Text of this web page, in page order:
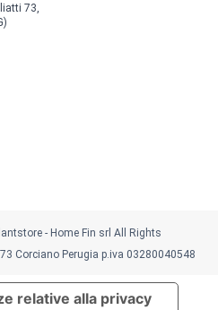
73,
- Home Fin srl All Rights
Corciano Perugia p.iva 03280040548
relative alla privacy